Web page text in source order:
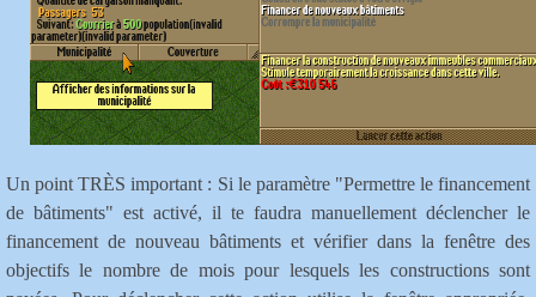
Un point TRÈS important : Si le paramètre "Permettre le financement
de bâtiments" est activé, il te faudra manuellement déclencher le
financement de nouveau bâtiments et vérifier dans la fenêtre des
objectifs le nombre de mois pour lesquels les constructions sont